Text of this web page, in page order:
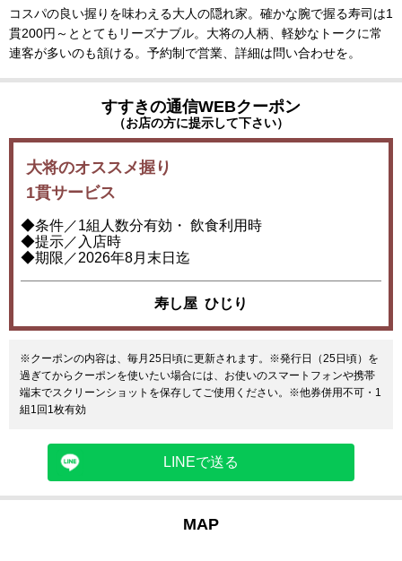
コスパの良い握りを味わえる大人の隠れ家。確かな腕で握る寿司は1
貫200円～ととてもリーズナブル。大将の人柄、軽妙なトークに常
連客が多いのも頷ける。予約制で営業、詳細は問い合わせを。
すすきの通信WEBクーポン
（お店の方に提示して下さい）
大将のオススメ握り
1貫サービス
◆条件／1組人数分有効・ 飲食利用時
◆提示／入店時
◆期限／2026年8月末日迄
寿し屋 ひじり
※クーポンの内容は、毎月25日頃に更新されます。※発行日（25日頃）を
過ぎてからクーポンを使いたい場合には、お使いのスマートフォンや携帯
端末でスクリーンショットを保存してご使用ください。※他券併用不可・1
組1回1枚有効
LINEで送る
MAP